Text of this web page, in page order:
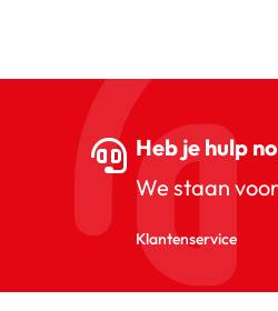
Heb je hulp
We staan
Klantenservice